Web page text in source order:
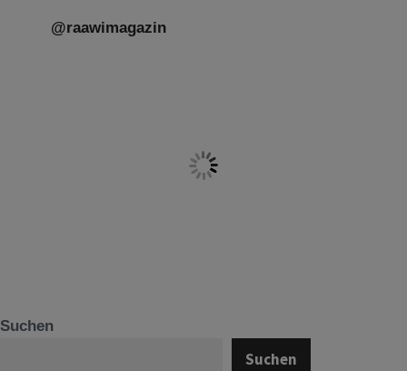
@raawimagazin
Suchen
Suchen